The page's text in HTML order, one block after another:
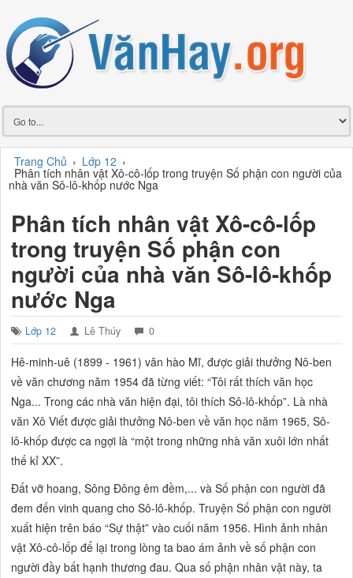
Trang Chủ › Lớp 12 ›
Phân tích nhân vật Xô-cô-lốp trong truyện Số phận con người của
nhà văn Sô-lô-khốp nước Nga
Phân tích nhân vật Xô-cô-lốp
trong truyện Số phận con
người của nhà văn Sô-lô-khốp
nước Nga
Lớp 12 Lê Thúy 0
Hê-minh-uê (1899 - 1961) văn hào Mĩ, được giải thưởng Nô-ben
về văn chương năm 1954 đã từng viết:“Tôi rất thích văn học
Nga... Trong các nhà văn hiện đại, tôi thích Sô-lô-khốp”. Là nhà
văn Xô Viết được giải thưởng Nô-ben về văn học năm 1965, Sô-
lô-khốp được ca ngợi là“một trong những nhà văn xuôi lớn nhất
thế kỉ XX”.
Đất vỡ hoang, Sông Đông êm đềm,... vàSố phận con người đã
đem đến vinh quang cho Sô-lô-khốp. TruyệnSố phận con người
xuất hiện trên báo“Sự thật”vào cuối năm 1956. Hình ảnh nhân
vật Xô-cô-lốp để lại trong lòng ta bao ám ảnh về số phận con
người đầy bất hạnh thương đau. Qua số phận nhân vật này, ta